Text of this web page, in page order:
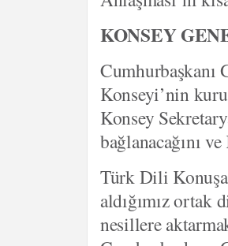
KONSEY
Konseyi’nin
Konsey
bağlanacağını
Türk Dili
aldığımız
nesillere